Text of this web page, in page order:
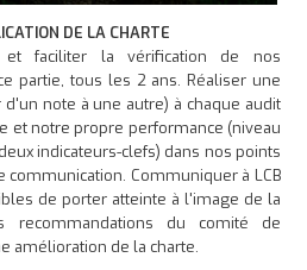
DE LA CHARTE
et faciliter la vérification de nos
partie, tous les 2 ans. Réaliser une
note à une autre) à chaque audit
et notre propre performance (niveau
indicateurs-clefs) dans nos points
Communiquer à LCB
de porter atteinte à l'image de la
recommandations du comité de
amélioration de la charte.